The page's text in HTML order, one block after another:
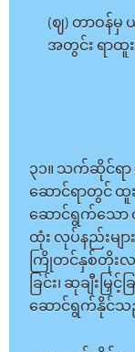
(ဈ) တာဝန်မှ
အတွင်း ရာထူး
၃၁။ သက်ဆိုင်ရ
ဆောင်ရာတွင် ထူး
ဆောင်ရွက်သော
ထုံး လုပ်နည်းမျာ
ကြိုတင်နှစ်တိုးလစ
ခြင်း၊ ဆုချီးမြှ
ဆောင်ရွက်နိုင်သ